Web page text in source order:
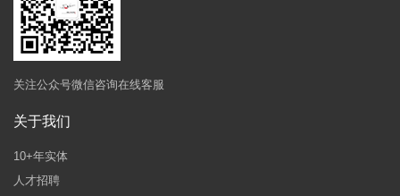
关注公众号微信咨询在线客服
关于我们
10+年实体
人才招聘